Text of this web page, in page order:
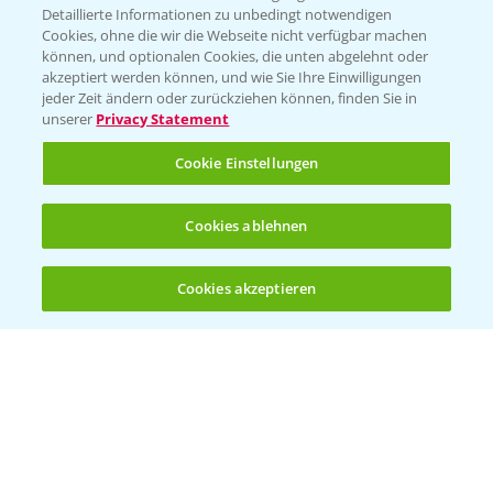
(noch 4)
KONTAKT
Hilfe in Notfällen
T.+49 (0)214/30-20220
Folgen Sie uns
Detaillierte Informationen zu unbedingt notwendigen
Cookies, ohne die wir die Webseite nicht verfügbar machen
können, und optionalen Cookies, die unten abgelehnt oder
akzeptiert werden können, und wie Sie Ihre Einwilligungen
jeder Zeit ändern oder zurückziehen können, finden Sie in
unserer Privacy Statement
Cookie Einstellungen
Cookies ablehnen
Cookies akzeptieren